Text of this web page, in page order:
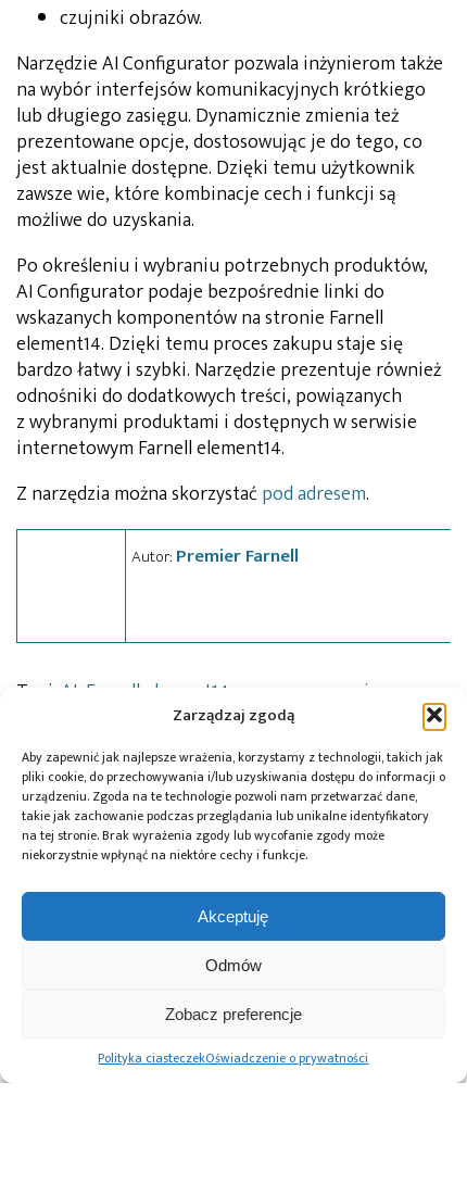
Zarządzaj zgodą
Aby zapewnić jak najlepsze wrażenia, korzystamy z technologii, takich jak
pliki cookie, do przechowywania i/lub uzyskiwania dostępu do informacji o
urządzeniu. Zgoda na te technologie pozwoli nam przetwarzać dane,
takie jak zachowanie podczas przeglądania lub unikalne identyfikatory
na tej stronie. Brak wyrażenia zgody lub wycofanie zgody może
niekorzystnie wpłynąć na niektóre cechy i funkcje.
Akceptuję
Odmów
Zobacz preferencje
Polityka ciasteczekOświadczenie o prywatności
czujniki obrazów.
Narzędzie AI Configurator pozwala inżynierom także
na wybór interfejsów komunikacyjnych krótkiego
lub długiego zasięgu. Dynamicznie zmienia też
prezentowane opcje, dostosowując je do tego, co
jest aktualnie dostępne. Dzięki temu użytkownik
zawsze wie, które kombinacje cech i funkcji są
możliwe do uzyskania.
Po określeniu i wybraniu potrzebnych produktów,
AI Configurator podaje bezpośrednie linki do
wskazanych komponentów na stronie Farnell
element14. Dzięki temu proces zakupu staje się
bardzo łatwy i szybki. Narzędzie prezentuje również
odnośniki do dodatkowych treści, powiązanych
z wybranymi produktami i dostępnych w serwisie
internetowym Farnell element14.
Z narzędzia można skorzystaćpod adresem.
Autor: Premier Farnell
Tagi: AI Farnell element14 oprogramowanie
uczenie maszynowe
Przeczytaj również:
10 lat Finder
Global Electronics
Association
normę IPC-A-630A
dotyczącą
obudów
Microchip i Micron
pamięci masowej
PCIe® Gen 6 dla AI
oraz centrów
danych